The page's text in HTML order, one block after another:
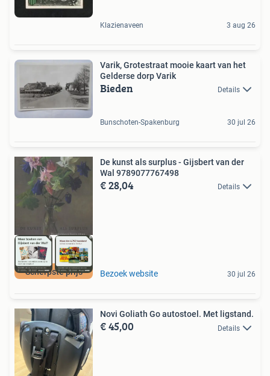
Klazienaveen 3 aug 26
Varik, Grotestraat mooie kaart van het
Gelderse dorp Varik
Bieden Details
Bunschoten-Spakenburg 30 jul 26
Scherpste prijs
De kunst als surplus - Gijsbert van der
Wal 9789077767498
€ 28,04 Details
Bezoek website 30 jul 26
Novi Goliath Go autostoel. Met ligstand.
€ 45,00 Details